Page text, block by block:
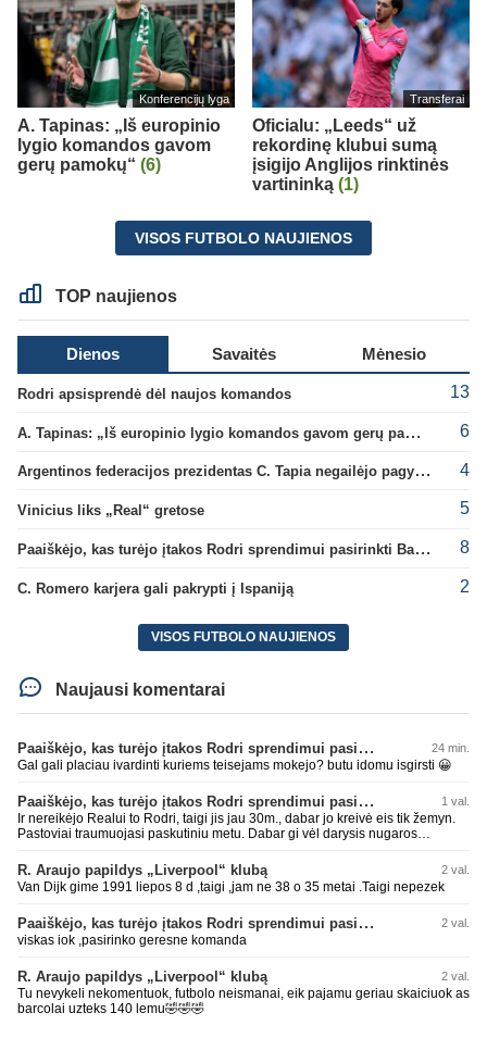
Konferencijų lyga
A. Tapinas: „Iš europinio
lygio komandos gavom
gerų pamokų“ (6)
Transferai
Oficialu: „Leeds“ už
rekordinę klubui sumą
įsigijo Anglijos rinktinės
vartininką (1)
VISOS FUTBOLO NAUJIENOS
TOP naujienos
Dienos Savaitės Mėnesio
Rodri apsisprendė dėl naujos komandos 13
A. Tapinas: „Iš europinio lygio komandos gavom gerų pamokų“ 6
Argentinos federacijos prezidentas C. Tapia negailėjo pagyrų G. Infantino 4
Vinicius liks „Real“ gretose 5
Paaiškėjo, kas turėjo įtakos Rodri sprendimui pasirinkti Barselonos pusę 8
C. Romero karjera gali pakrypti į Ispaniją 2
VISOS FUTBOLO NAUJIENOS
Naujausi komentarai
Paaiškėjo, kas turėjo įtakos Rodri sprendimui pasirinkti Barselonos pusę 24 min.
Gal gali placiau ivardinti kuriems teisejams mokejo? butu idomu isgirsti 😀
Paaiškėjo, kas turėjo įtakos Rodri sprendimui pasirinkti Barselonos pusę 1 val.
Ir nereikėjo Realui to Rodri, taigi jis jau 30m., dabar jo kreivė eis tik žemyn.
Pastoviai traumuojasi paskutiniu metu. Dabar gi vėl darysis nugaros
Real turi ir geresnių opcijų, Mauras viską sustatys į vietas. Jeigu jis iš tikro
būtų buvęs reikalingas, Perezas būtų ir pasiėmęs seniai. Beja ir ManCity, ne
šiaip sau paleidžia jį. Sėkmės jam Barcoje, galės su savo korešais iš
R. Araujo papildys „Liverpool“ klubą 2 val.
Van Dijk gime 1991 liepos 8 d ,taigi ,jam ne 38 o 35 metai .Taigi nepezek
Paaiškėjo, kas turėjo įtakos Rodri sprendimui pasirinkti Barselonos pusę 2 val.
viskas iok ,pasirinko geresne komanda
R. Araujo papildys „Liverpool“ klubą 2 val.
Tu nevykeli nekomentuok, futbolo neismanai, eik pajamu geriau skaiciuok as
barcolai uzteks 140 lemu🤣🤣🤣